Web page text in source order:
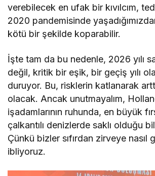
verebilecek en ufak bir kıvılcım,
2020 pandemisinde
kötü bir şekilde koparabilir.
İşte tam da bu nedenle, 2026 yılı
değil, kritik bir eşik, bir geçiş yılı
duruyor. Bu, risklerin katlanarak
olacak. Ancak unutmayalım,
işadamlarının ruhunda, en büyük
çalkantılı denizlerde saklı olduğu
Çünkü bizler sıfırdan zirveye nasıl
ibliyoruz.